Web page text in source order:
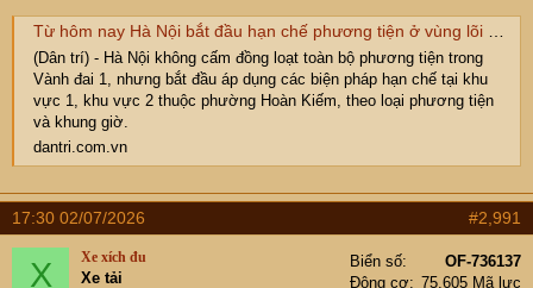
Từ hôm nay Hà Nội bắt đầu hạn chế phương tiện ở vùng lõi Hoàn Kiếm
(Dân trí) - Hà Nội không cấm đồng loạt toàn bộ phương tiện trong
Vành đai 1, nhưng bắt đầu áp dụng các biện pháp hạn chế tại khu
vực 1, khu vực 2 thuộc phường Hoàn Kiếm, theo loại phương tiện
và khung giờ.
dantri.com.vn
17:30 02/07/2026 #2,991
X Xe xích đu
Xe tải
Biển số
OF-736137
Động cơ
75,605 Mã lực